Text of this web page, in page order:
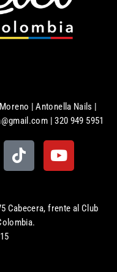
| Antonella Nails |
| 320 949 5951
Cabecera, frente al Club